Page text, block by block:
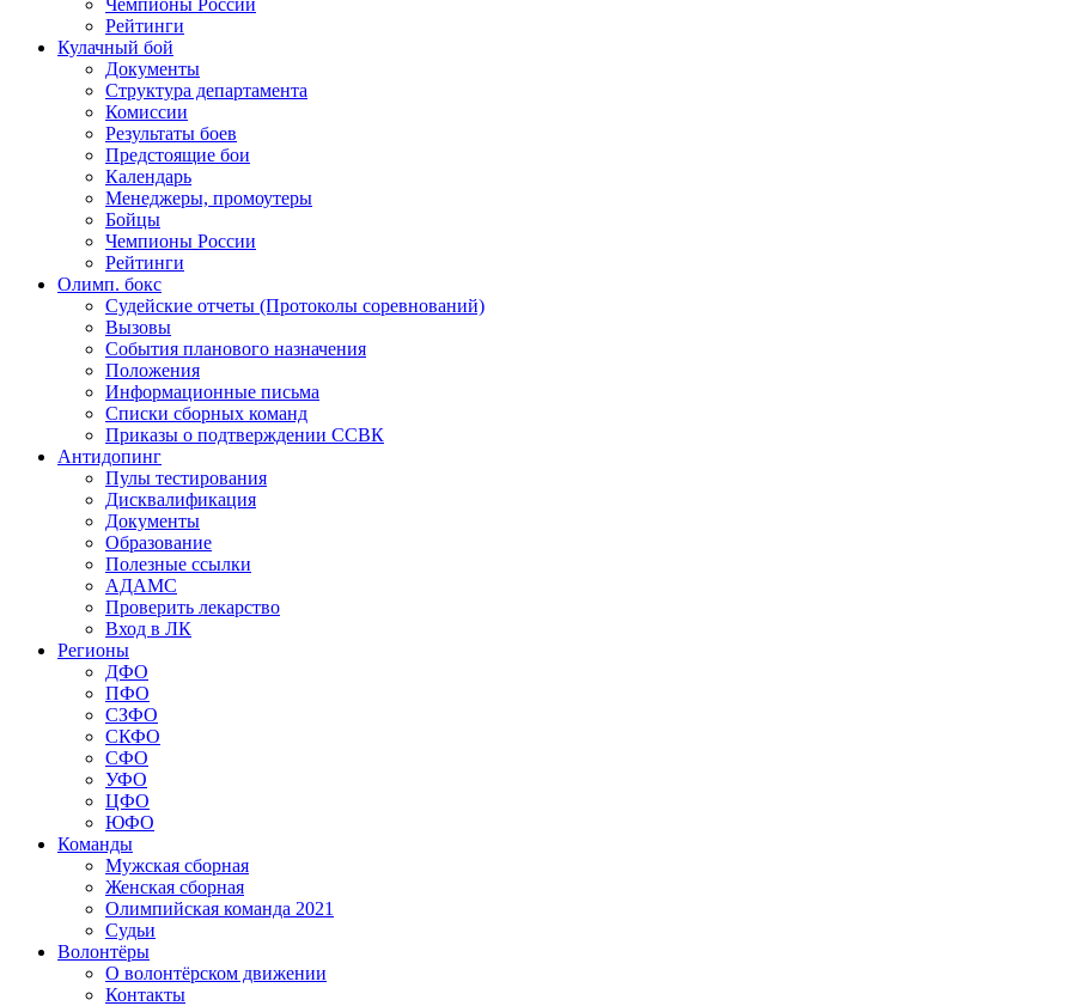
Чемпионы России
Рейтинги
Кулачный бой
Документы
Структура департамента
Комиссии
Результаты боев
Предстоящие бои
Календарь
Менеджеры, промоутеры
Бойцы
Чемпионы России
Рейтинги
Олимп. бокс
Судейские отчеты (Протоколы соревнований)
Вызовы
События планового назначения
Положения
Информационные письма
Списки сборных команд
Приказы о подтверждении ССВК
Антидопинг
Пулы тестирования
Дисквалификация
Документы
Образование
Полезные ссылки
АДАМС
Проверить лекарство
Вход в ЛК
Регионы
ДФО
ПФО
СЗФО
СКФО
СФО
УФО
ЦФО
ЮФО
Команды
Мужская сборная
Женская сборная
Олимпийская команда 2021
Судьи
Волонтёры
О волонтёрском движении
Контакты